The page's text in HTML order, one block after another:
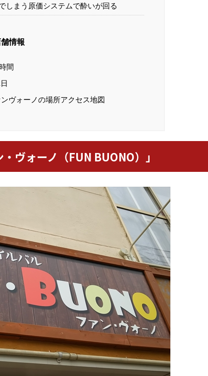
しまう原価システムで酔いが回る
情報
間
ヴォーノの場所アクセス地図
ヴォーノ（FUN BUONO）」